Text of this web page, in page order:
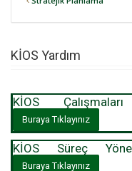
KİOS Yardım
KİOS
Buraya Tıklayınız
KİOS Süreç
Buraya Tıklayınız